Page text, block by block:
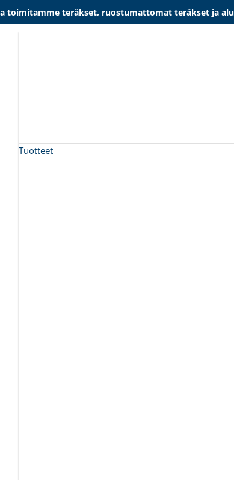
toimitamme teräkset, ruostumattomat teräkset ja
Tuotteet